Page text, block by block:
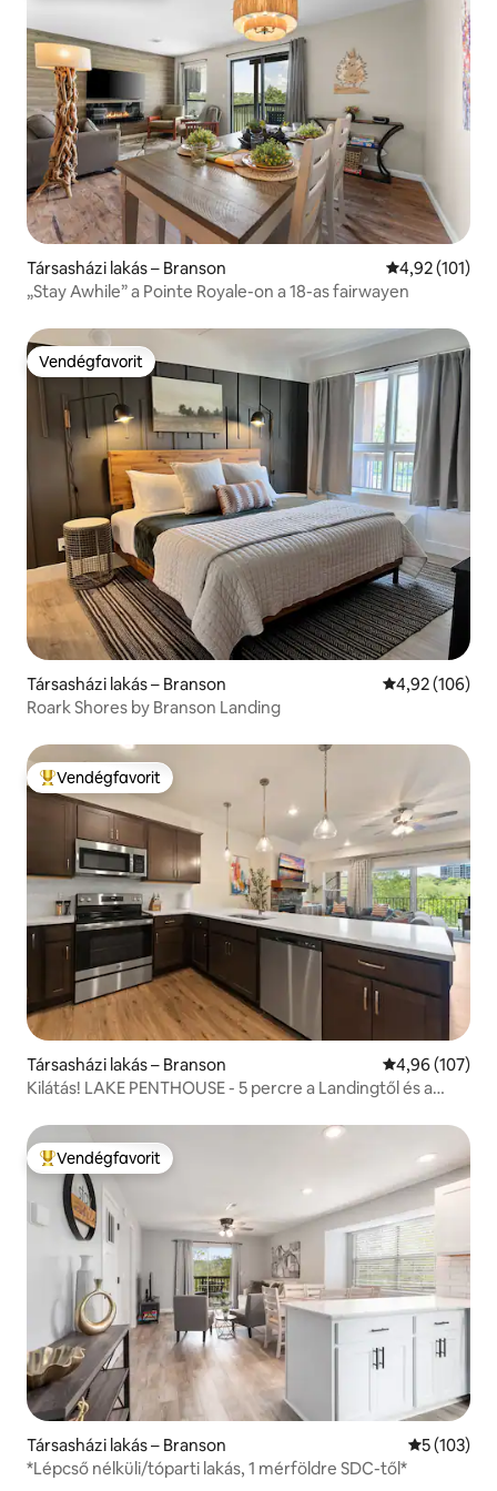
Társasházi lakás – Branson Átlagos
4,92 (101)
„Stay Awhile” a Pointe Royale-on a 18-as fairwayen
Vendégfavorit
Vendégfavorit
Társasházi lakás – Branson Átlagos
4,92 (106)
Roark Shores by Branson Landing
Kiemelt vendégfavorit
Vendégfavorit
Társasházi lakás – Branson Átlagos
4,96 (107)
Kilátás! LAKE PENTHOUSE - 5 percre a Landingtől és a
Kiemelt vendégfavorit
Vendégfavorit
Társasházi lakás – Branson Átlagos
5 (103)
*Lépcső nélküli/tóparti lakás, 1 mérföldre SDC-től*